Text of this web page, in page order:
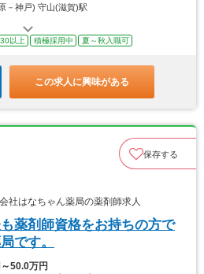
－神戸) 守山(滋賀)駅
以上 積極採用中 夏～秋入職可
この求人に興味がある
保存する
はなちゃん薬局の薬剤師求人
薬剤師資格をお持ちの方で
です。
50.0万円